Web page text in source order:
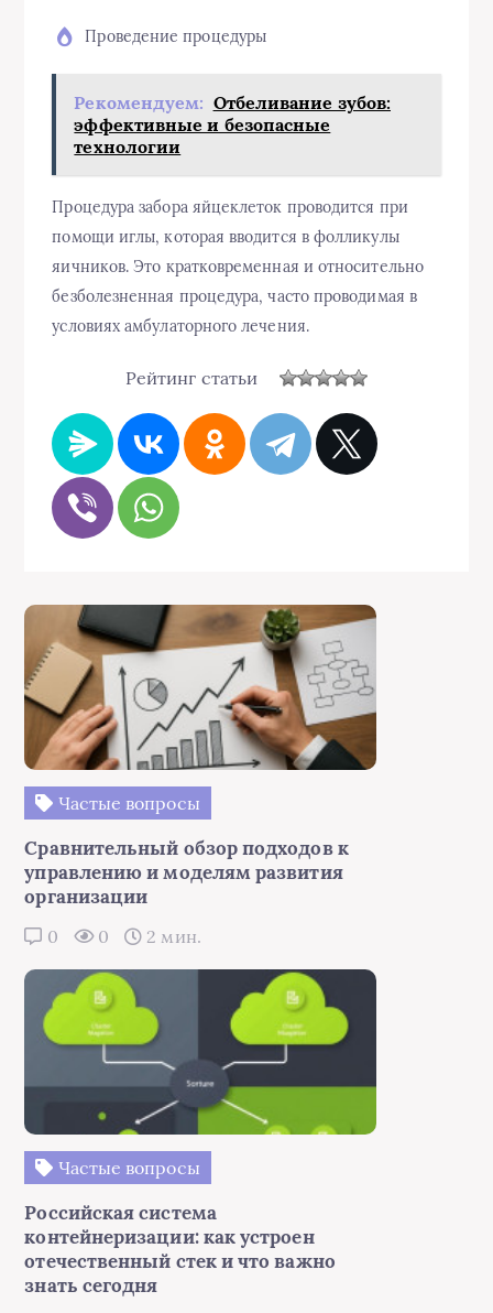
Проведение процедуры
Рекомендуем: Отбеливание зубов:
эффективные и безопасные
технологии
Процедура забора яйцеклеток проводится при
помощи иглы, которая вводится в фолликулы
яичников. Это кратковременная и относительно
безболезненная процедура, часто проводимая в
условиях амбулаторного лечения.
Рейтинг статьи
Частые вопросы
Сравнительный обзор подходов к
управлению и моделям развития
организации
0 0 2 мин.
Частые вопросы
Российская система
контейнеризации: как устроен
отечественный стек и что важно
знать сегодня